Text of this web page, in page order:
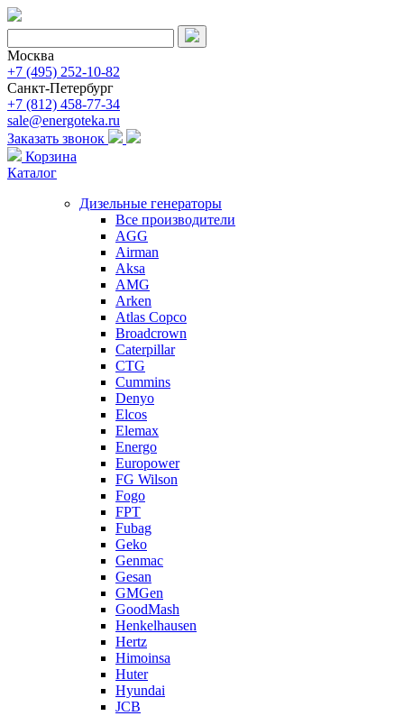
Москва
+7 (495) 252-10-82
Санкт-Петербург
+7 (812) 458-77-34
sale@energoteka.ru
Заказать звонок
Корзина
Каталог
Дизельные генераторы
Все производители
AGG
Airman
Aksa
AMG
Arken
Atlas Copco
Broadcrown
Caterpillar
CTG
Cummins
Denyo
Elcos
Elemax
Energo
Europower
FG Wilson
Fogo
FPT
Fubag
Geko
Genmac
Gesan
GMGen
GoodMash
Henkelhausen
Hertz
Himoinsa
Huter
Hyundai
JCB